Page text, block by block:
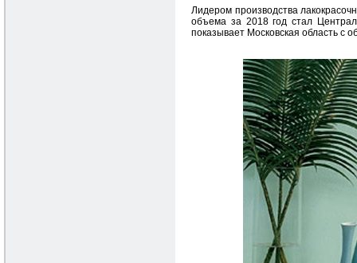
Лидером производства
объема за 2018 год стал
показывает Московская область с